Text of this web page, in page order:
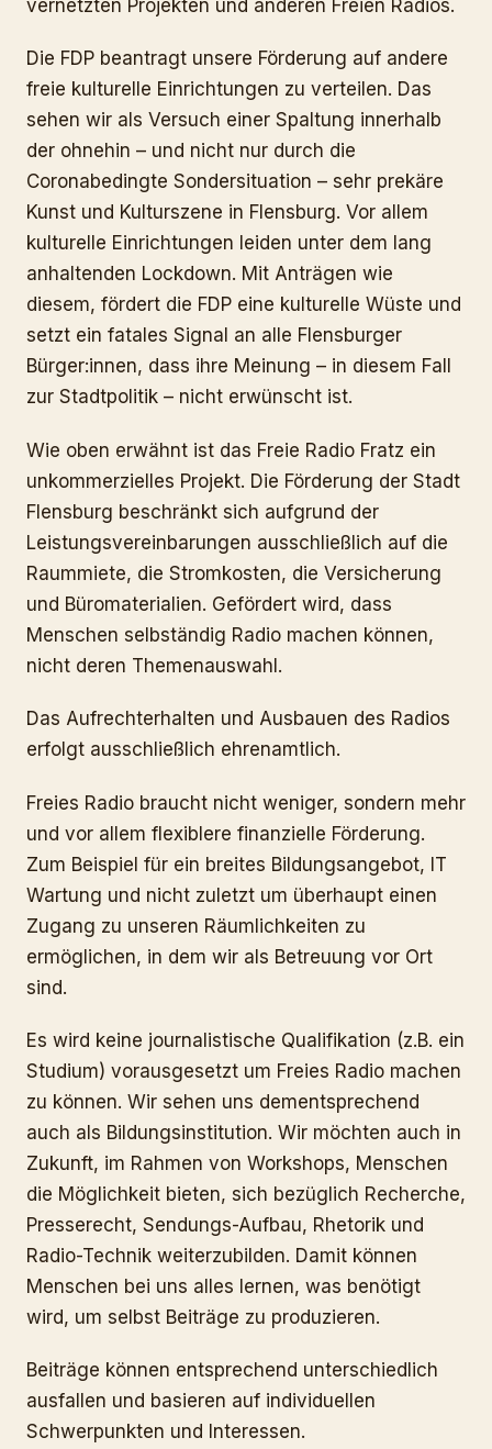
vernetzten Projekten und anderen Freien Radios.
Die FDP beantragt unsere Förderung auf andere
freie kulturelle Einrichtungen zu verteilen. Das
sehen wir als Versuch einer Spaltung innerhalb
der ohnehin – und nicht nur durch die
Coronabedingte Sondersituation – sehr prekäre
Kunst und Kulturszene in Flensburg. Vor allem
kulturelle Einrichtungen leiden unter dem lang
anhaltenden Lockdown. Mit Anträgen wie
diesem, fördert die FDP eine kulturelle Wüste und
setzt ein fatales Signal an alle Flensburger
Bürger:innen, dass ihre Meinung – in diesem Fall
zur Stadtpolitik – nicht erwünscht ist.
Wie oben erwähnt ist das Freie Radio Fratz ein
unkommerzielles Projekt. Die Förderung der Stadt
Flensburg beschränkt sich aufgrund der
Leistungsvereinbarungen ausschließlich auf die
Raummiete, die Stromkosten, die Versicherung
und Büromaterialien. Gefördert wird, dass
Menschen selbständig Radio machen können,
nicht deren Themenauswahl.
Das Aufrechterhalten und Ausbauen des Radios
erfolgt ausschließlich ehrenamtlich.
Freies Radio braucht nicht weniger, sondern mehr
und vor allem flexiblere finanzielle Förderung.
Zum Beispiel für ein breites Bildungsangebot, IT
Wartung und nicht zuletzt um überhaupt einen
Zugang zu unseren Räumlichkeiten zu
ermöglichen, in dem wir als Betreuung vor Ort
sind.
Es wird keine journalistische Qualifikation (z.B. ein
Studium) vorausgesetzt um Freies Radio machen
zu können. Wir sehen uns dementsprechend
auch als Bildungsinstitution. Wir möchten auch in
Zukunft, im Rahmen von Workshops, Menschen
die Möglichkeit bieten, sich bezüglich Recherche,
Presserecht, Sendungs-Aufbau, Rhetorik und
Radio-Technik weiterzubilden. Damit können
Menschen bei uns alles lernen, was benötigt
wird, um selbst Beiträge zu produzieren.
Beiträge können entsprechend unterschiedlich
ausfallen und basieren auf individuellen
Schwerpunkten und Interessen.